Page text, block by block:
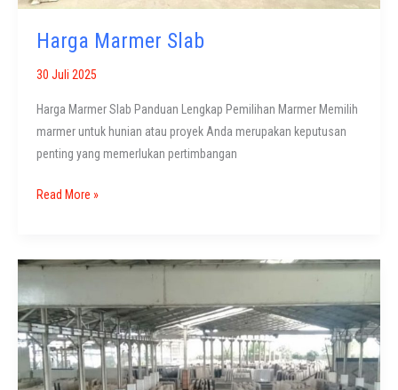
Harga Marmer Slab
30 Juli 2025
Harga Marmer Slab Panduan Lengkap Pemilihan Marmer Memilih
marmer untuk hunian atau proyek Anda merupakan keputusan
penting yang memerlukan pertimbangan
Harga
Read More »